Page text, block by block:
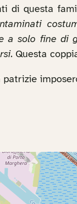
di questa
a solo fine di
. Questa